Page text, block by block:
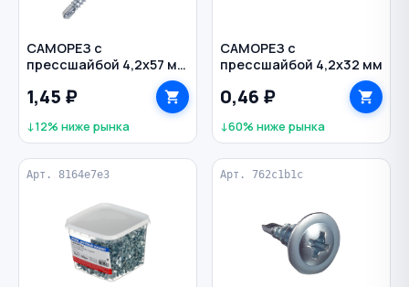
САМОРЕЗ с
прессшайбой 4,2х57 мм
1,45 ₽
↓12% ниже рынка
САМОРЕЗ с
прессшайбой 4,2х32 мм
0,46 ₽
↓60% ниже рынка
Арт. 8164e7e3 Арт. 762c1b1c